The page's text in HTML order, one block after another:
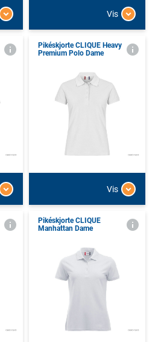
Vis
Pikéskjorte CLIQUE Heavy
Premium Polo Dame
Vis
Pikéskjorte CLIQUE
Manhattan Dame